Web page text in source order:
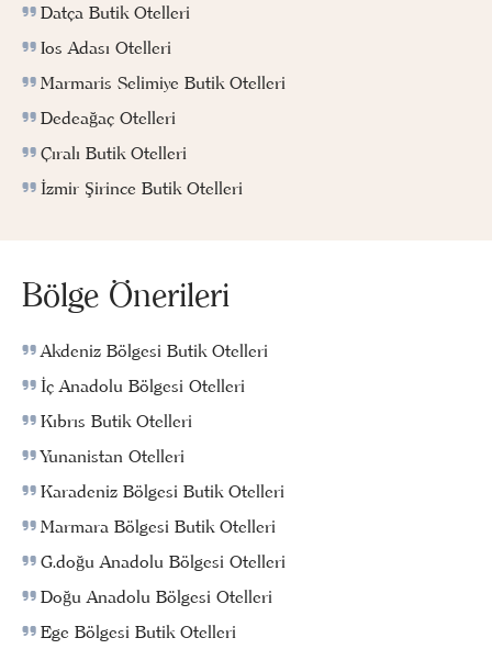
Datça Butik Otelleri
Ios Adası Otelleri
Marmaris Selimiye Butik Otelleri
Dedeağaç Otelleri
Çıralı Butik Otelleri
İzmir Şirince Butik Otelleri
Bölge Önerileri
Akdeniz Bölgesi Butik Otelleri
İç Anadolu Bölgesi Otelleri
Kıbrıs Butik Otelleri
Yunanistan Otelleri
Karadeniz Bölgesi Butik Otelleri
Marmara Bölgesi Butik Otelleri
G.doğu Anadolu Bölgesi Otelleri
Doğu Anadolu Bölgesi Otelleri
Ege Bölgesi Butik Otelleri